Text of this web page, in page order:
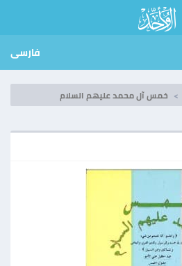
فارسی
خمس آل محمد عليهم السلام